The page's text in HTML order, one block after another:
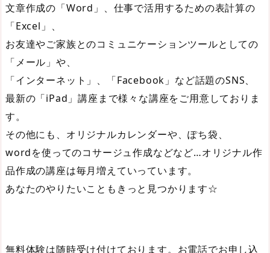
文章作成の「Word」、仕事で活用するための表計算の
「Excel」、
お友達やご家族とのコミュニケーションツールとしての
「メール」や、
「インターネット」、「Facebook」など話題のSNS、
最新の「iPad」講座まで様々な講座をご用意しておりま
す。
その他にも、オリジナルカレンダーや、ぽち袋、
wordを使ってのコサージュ作成などなど…オリジナル作
品作成の講座は毎月増えていっています。
あなたのやりたいこともきっと見つかります☆
無料体験は随時受け付けております。お電話でお申し込